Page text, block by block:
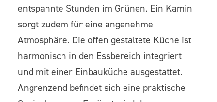
entspannte Stunden im Grünen. Ein Kamin
sorgt zudem für eine angenehme
Atmosphäre. Die offen gestaltete Küche ist
harmonisch in den Essbereich integriert
und mit einer Einbauküche ausgestattet.
Angrenzend befindet sich eine praktische